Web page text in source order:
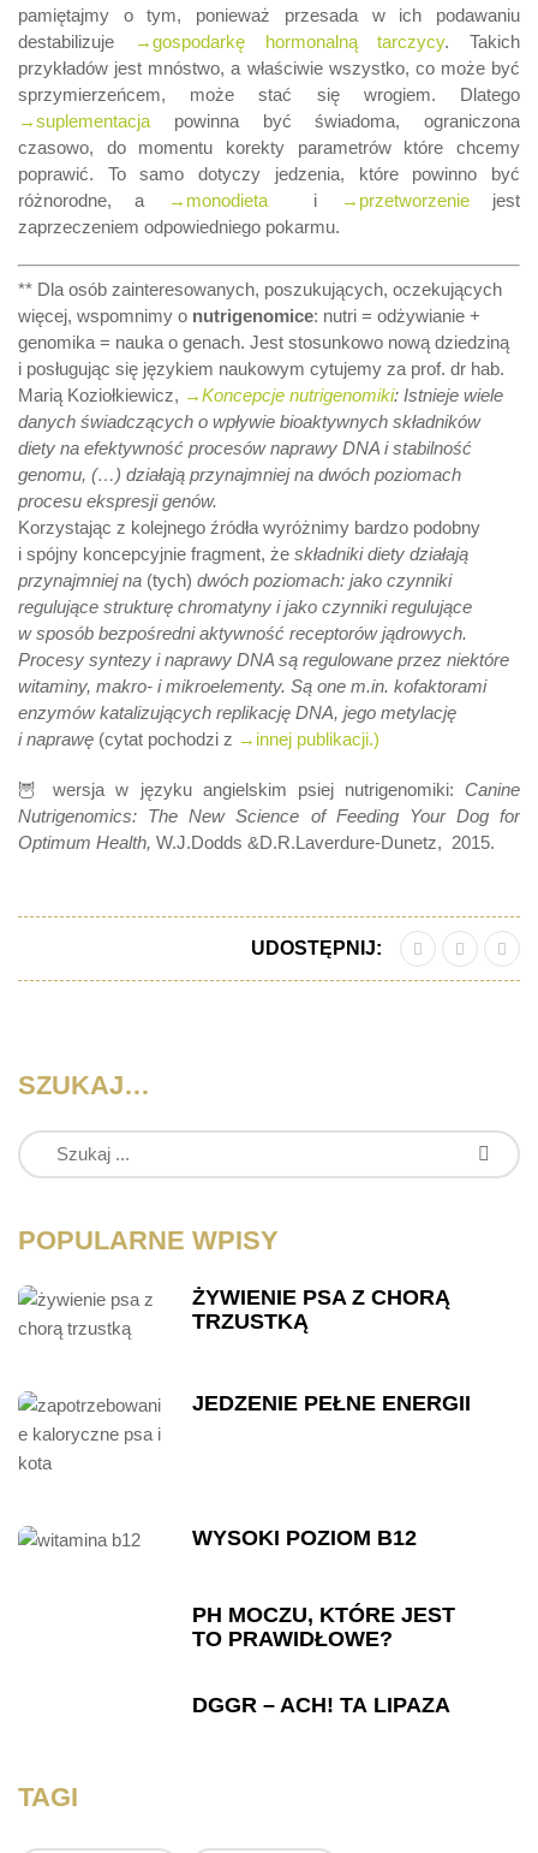
pamiętajmy o tym, ponieważ przesada w ich podawaniu
destabilizuje
→gospodarkę hormonalną tarczycy. Takich
przykładów jest mnóstwo, a właściwie wszystko, co może być
sprzymierzeńcem, może stać się wrogiem. Dlatego
→suplementacja powinna być świadoma, ograniczona
czasowo, do momentu korekty parametrów które chcemy
poprawić. To samo dotyczy jedzenia, które powinno być
różnorodne, a
→monodietai →przetworzeniejest
zaprzeczeniem odpowiedniego pokarmu.
** Dla osób zainteresowanych, poszukujących, oczekujących
więcej, wspomnimy o nutrigenomice: nutri = odżywianie +
genomika = nauka o genach. Jest stosunkowo nową dziedziną
i posługując się językiem naukowym cytujemy za prof. dr hab.
Marią Koziołkiewicz, →Koncepcje nutrigenomiki: Istnieje wiele
danych świadczących o wpływie bioaktywnych składników
diety na efektywność procesów naprawy DNA i stabilność
genomu, (…) działają przynajmniej na dwóch poziomach
procesu ekspresji genów.
Korzystając z kolejnego źródła wyróżnimy bardzo podobny
i spójny koncepcyjnie fragment, że składniki diety działają
przynajmniej na (tych) dwóch poziomach: jako czynniki
regulujące strukturę chromatyny i jako czynniki regulujące
w sposób bezpośredni aktywność receptorów jądrowych.
Procesy syntezy i naprawy DNA są regulowane przez niektóre
witaminy, makro- i mikroelementy. Są one m.in. kofaktorami
enzymów katalizujących replikację DNA, jego metylację
i naprawę (cytat pochodzi z →innej publikacji.)
🦉 wersja w języku angielskim psiej nutrigenomiki: Canine
Nutrigenomics: The New Science of Feeding Your Dog for
Optimum Health, W.J.Dodds &D.R.Laverdure-Dunetz, 2015.
UDOSTĘPNIJ:
SZUKAJ…
POPULARNE WPISY
ŻYWIENIE PSA Z CHORĄ
TRZUSTKĄ
JEDZENIE PEŁNE ENERGII
WYSOKI POZIOM B12
PH MOCZU, KTÓRE JEST
TO PRAWIDŁOWE?
DGGR – ACH! TA LIPAZA
TAGI